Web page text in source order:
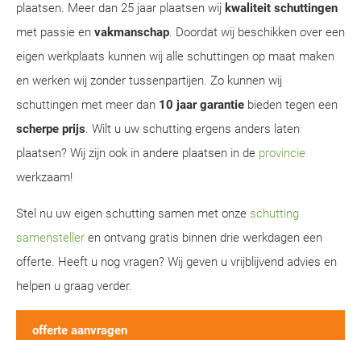
plaatsen. Meer dan 25 jaar plaatsen wij kwaliteit schuttingen
met passie en vakmanschap. Doordat wij beschikken over een
eigen werkplaats kunnen wij alle schuttingen op maat maken
en werken wij zonder tussenpartijen. Zo kunnen wij
schuttingen met meer dan 10 jaar garantie bieden tegen een
scherpe prijs. Wilt u uw schutting ergens anders laten
plaatsen? Wij zijn ook in andere plaatsen in de provincie
werkzaam!
Stel nu uw eigen schutting samen met onze schutting
samensteller en ontvang gratis binnen drie werkdagen een
offerte. Heeft u nog vragen? Wij geven u vrijblijvend advies en
helpen u graag verder.
offerte aanvragen